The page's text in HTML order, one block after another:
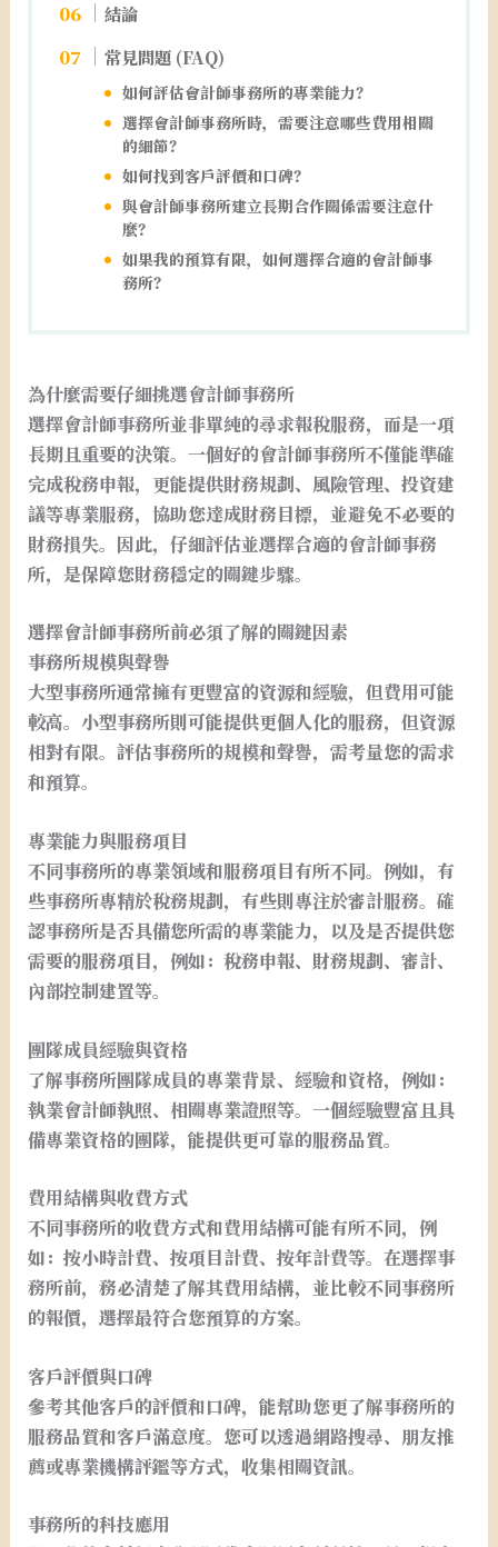
結論
常見問題 (FAQ)
如何評估會計師事務所的專業能力？
選擇會計師事務所時，需要注意哪些費用相關
的細節？
如何找到客戶評價和口碑？
與會計師事務所建立長期合作關係需要注意什
麼？
如果我的預算有限，如何選擇合適的會計師事
務所？
為什麼需要仔細挑選會計師事務所
選擇會計師事務所並非單純的尋求報稅服務，而是一項
長期且重要的決策。一個好的會計師事務所不僅能準確
完成稅務申報，更能提供財務規劃、風險管理、投資建
議等專業服務，協助您達成財務目標，並避免不必要的
財務損失。因此，仔細評估並選擇合適的會計師事務
所，是保障您財務穩定的關鍵步驟。
選擇會計師事務所前必須了解的關鍵因素
事務所規模與聲譽
大型事務所通常擁有更豐富的資源和經驗，但費用可能
較高。小型事務所則可能提供更個人化的服務，但資源
相對有限。評估事務所的規模和聲譽，需考量您的需求
和預算。
專業能力與服務項目
不同事務所的專業領域和服務項目有所不同。例如，有
些事務所專精於稅務規劃，有些則專注於審計服務。確
認事務所是否具備您所需的專業能力，以及是否提供您
需要的服務項目，例如：稅務申報、財務規劃、審計、
內部控制建置等。
團隊成員經驗與資格
了解事務所團隊成員的專業背景、經驗和資格，例如：
執業會計師執照、相關專業證照等。一個經驗豐富且具
備專業資格的團隊，能提供更可靠的服務品質。
費用結構與收費方式
不同事務所的收費方式和費用結構可能有所不同，例
如：按小時計費、按項目計費、按年計費等。在選擇事
務所前，務必清楚了解其費用結構，並比較不同事務所
的報價，選擇最符合您預算的方案。
客戶評價與口碑
參考其他客戶的評價和口碑，能幫助您更了解事務所的
服務品質和客戶滿意度。您可以透過網路搜尋、朋友推
薦或專業機構評鑑等方式，收集相關資訊。
事務所的科技應用